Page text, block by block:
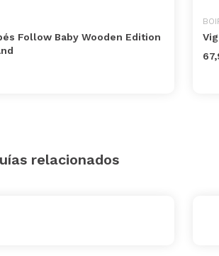
Follow Baby Wooden Edition
relacionados